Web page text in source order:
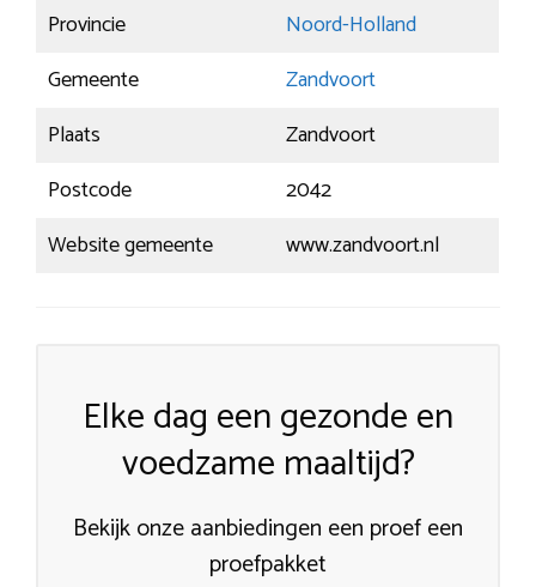
Provincie
Noord-Holland
Gemeente
Zandvoort
Plaats
Zandvoort
Postcode
2042
Website gemeente
www.zandvoort.nl
Elke dag een gezonde en
voedzame maaltijd?
Bekijk onze aanbiedingen een proef een
proefpakket